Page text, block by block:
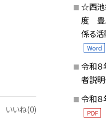
いいね(0)
☆西池
度 豊
係る活
Word
令和
者説
令和
PDF